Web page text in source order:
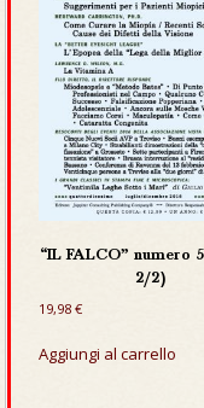
“IL FALCO” numero
2/2)
19,98€
Aggiungi al carrello